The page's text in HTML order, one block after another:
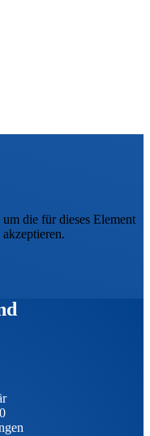
um die für dieses Element